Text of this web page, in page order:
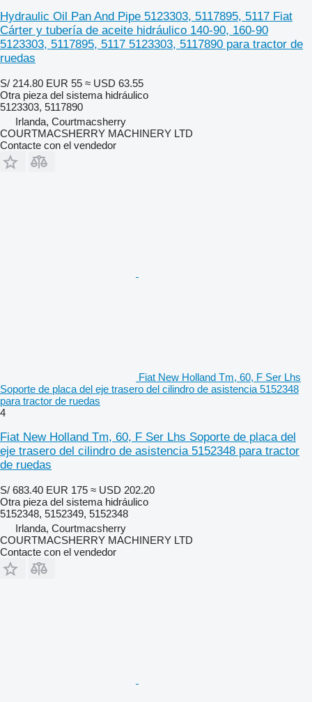
Hydraulic Oil Pan And Pipe 5123303, 5117895, 5117 Fiat
Cárter y tubería de aceite hidráulico 140-90, 160-90
5123303, 5117895, 5117 5123303, 5117890 para tractor de
ruedas
S/ 214.80 EUR 55 ≈ USD 63.55
Otra pieza del sistema hidráulico
5123303, 5117890
Irlanda, Courtmacsherry
COURTMACSHERRY MACHINERY LTD
Contacte con el vendedor
Fiat New Holland Tm, 60, F Ser Lhs
Soporte de placa del eje trasero del cilindro de asistencia 5152348
para tractor de ruedas
4
Fiat New Holland Tm, 60, F Ser Lhs Soporte de placa del
eje trasero del cilindro de asistencia 5152348 para tractor
de ruedas
S/ 683.40 EUR 175 ≈ USD 202.20
Otra pieza del sistema hidráulico
5152348, 5152349, 5152348
Irlanda, Courtmacsherry
COURTMACSHERRY MACHINERY LTD
Contacte con el vendedor